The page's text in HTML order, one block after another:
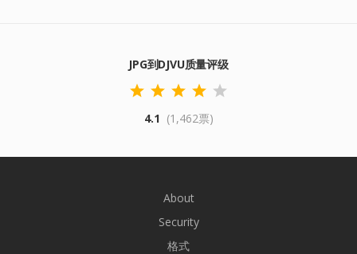
JPG到DJVU质量评级
4.1 (1,462票)
About
Security
格式